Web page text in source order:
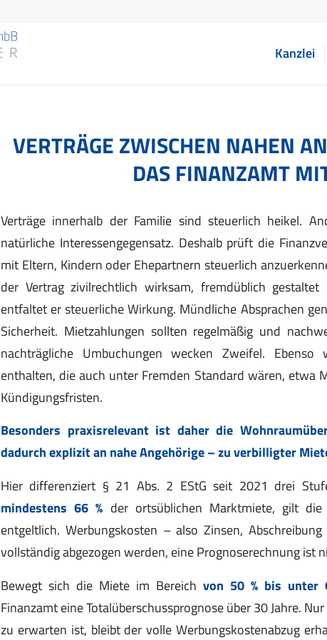
Kanzlei
VERTRÄGE ZWISCHEN NAHEN
DAS FINANZAMT
Verträge innerhalb der Familie sind steuerlich heikel.
natürliche Interessengegensatz. Deshalb prüft die
mit Eltern, Kindern oder Ehepartnern steuerlich
der Vertrag zivilrechtlich wirksam, fremdüblich
entfaltet er steuerliche Wirkung. Mündliche Absprachen
Sicherheit. Mietzahlungen sollten regelmäßig und
nachträgliche Umbuchungen wecken Zweifel.
enthalten, die auch unter Fremden Standard wären, etwa
Kündigungsfristen.
Besonders praxisrelevant ist daher die
dadurch explizit an nahe Angehörige – zu verbilligter
Hier differenziert § 21 Abs. 2 EStG seit 2021 drei
mindestens 66 % der ortsüblichen Marktmiete, gilt
entgeltlich. Werbungskosten – also Zinsen,
vollständig abgezogen werden, eine Prognoserechnung ist
Bewegt sich die Miete im Bereich von 50 % bis unter
Finanzamt eine Totalüberschussprognose über 30 Jahre.
zu erwarten ist, bleibt der volle Werbungskostenabzug